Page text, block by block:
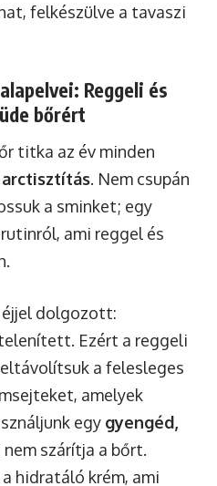
felkészülve a tavaszi
Reggeli és
bőrért
titka az év minden
. Nem csupán
a sminket; egy
ami reggel és
éjjel dolgozott:
Ezért a reggeli
a felesleges
amelyek
egy gyengéd,
nem szárítja a bőrt.
hidratáló krém, ami